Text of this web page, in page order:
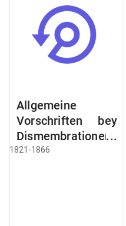
Allgemeine
Vorschriften bey
Dismembrationen
Domainen-
1821-1866